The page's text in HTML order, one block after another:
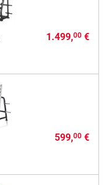
1.499,00€
599,00€